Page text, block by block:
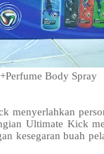
Body Spray
menyerlahkan
Ultimate Kick
kesegaran buah